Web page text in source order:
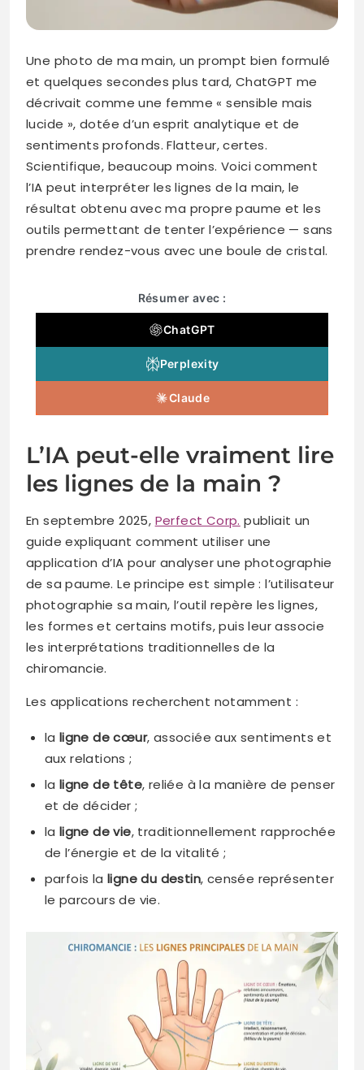
Une photo de ma main, un prompt bien formulé
et quelques secondes plus tard, ChatGPT me
décrivait comme une femme « sensible mais
lucide », dotée d’un esprit analytique et de
sentiments profonds. Flatteur, certes.
Scientifique, beaucoup moins. Voici comment
l’IA peut interpréter les lignes de la main, le
résultat obtenu avec ma propre paume et les
outils permettant de tenter l’expérience — sans
prendre rendez-vous avec une boule de cristal.
Résumer avec :
ChatGPT
Perplexity
Claude
L’IA peut-elle vraiment lire
les lignes de la main ?
En septembre 2025, Perfect Corp. publiait un
guide expliquant comment utiliser une
application d’IA pour analyser une photographie
de sa paume. Le principe est simple : l’utilisateur
photographie sa main, l’outil repère les lignes,
les formes et certains motifs, puis leur associe
les interprétations traditionnelles de la
chiromancie.
Les applications recherchent notamment :
la ligne de cœur, associée aux sentiments et
aux relations ;
la ligne de tête, reliée à la manière de penser
et de décider ;
la ligne de vie, traditionnellement rapprochée
de l’énergie et de la vitalité ;
parfois la ligne du destin, censée représenter
le parcours de vie.